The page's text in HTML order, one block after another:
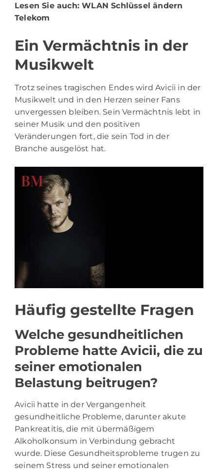
Lesen Sie auch:WLAN Schlüssel ändern
Telekom
Ein Vermächtnis in der
Musikwelt
Trotz seines tragischen Endes wird Avicii in der
Musikwelt und in den Herzen seiner Fans
unvergessen bleiben. Sein Vermächtnis lebt in
seiner Musik und den positiven
Veränderungen fort, die sein Tod in der
Branche ausgelöst hat.
Häufig gestellte Fragen
Welche gesundheitlichen
Probleme hatte Avicii, die zu
seiner emotionalen
Belastung beitrugen?
Avicii hatte in der Vergangenheit
gesundheitliche Probleme, darunter akute
Pankreatitis, die mit übermäßigem
Alkoholkonsum in Verbindung gebracht
wurde. Diese Gesundheitsprobleme trugen zu
seinem Stress und seiner emotionalen